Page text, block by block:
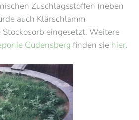
Zuschlagsstoffen (neben
auch Klärschlamm
eingesetzt. Weitere
Gudensberg finden sie hier.